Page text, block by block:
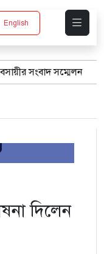
English
বর্ষার
দিলেন